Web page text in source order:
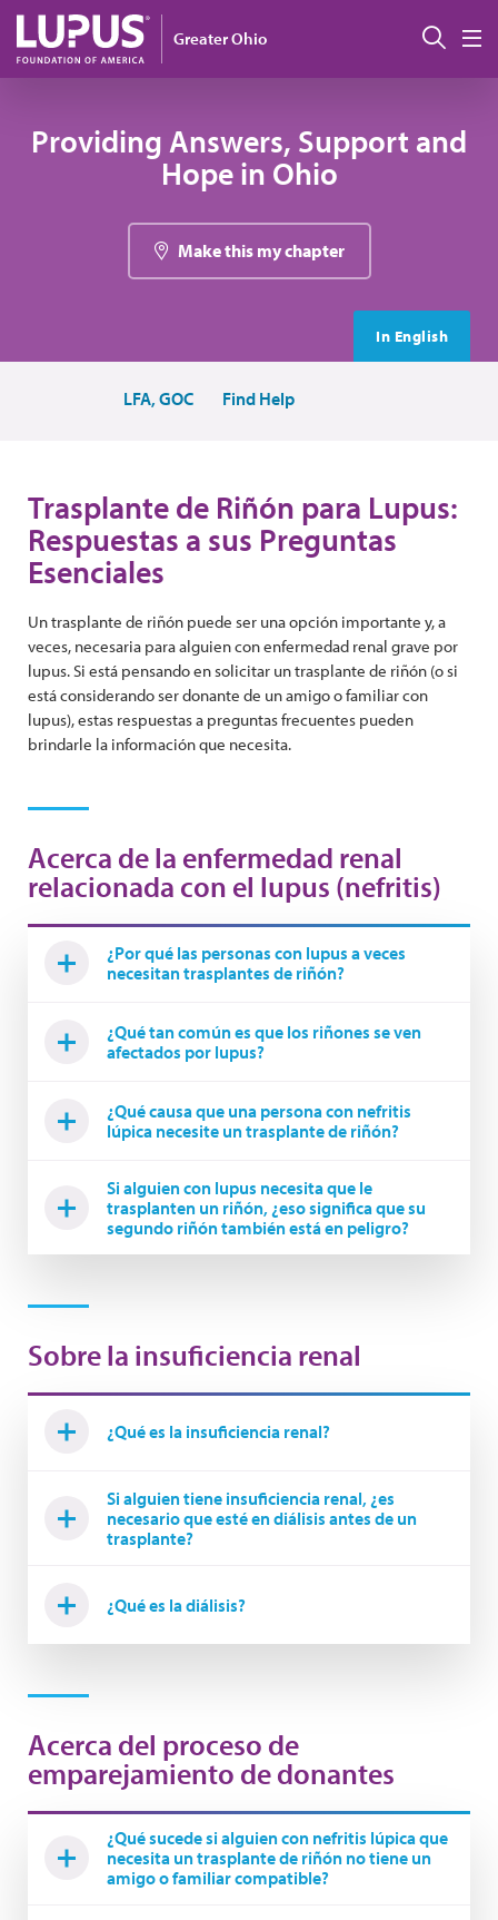
Pasar al contenido principal
Greater Ohio
Providing Answers, Support and
Hope in Ohio
Make this my chapter
In English
LFA, GOC Find Help
Trasplante de Riñón para Lupus:
Respuestas a sus Preguntas
Esenciales
Un trasplante de riñón puede ser una opción importante y, a
veces, necesaria para alguien con enfermedad renal grave por
lupus. Si está pensando en solicitar un trasplante de riñón (o si
está considerando ser donante de un amigo o familiar con
lupus), estas respuestas a preguntas frecuentes pueden
brindarle la información que necesita.
Acerca de la enfermedad renal
relacionada con el lupus (nefritis)
¿Por qué las personas con lupus a veces
necesitan trasplantes de riñón?
¿Qué tan común es que los riñones se ven
afectados por lupus?
¿Qué causa que una persona con nefritis
lúpica necesite un trasplante de riñón?
Si alguien con lupus necesita que le
trasplanten un riñón, ¿eso significa que su
segundo riñón también está en peligro?
Sobre la insuficiencia renal
¿Qué es la insuficiencia renal?
Si alguien tiene insuficiencia renal, ¿es
necesario que esté en diálisis antes de un
trasplante?
¿Qué es la diálisis?
Acerca del proceso de
emparejamiento de donantes
¿Qué sucede si alguien con nefritis lúpica que
necesita un trasplante de riñón no tiene un
amigo o familiar compatible?